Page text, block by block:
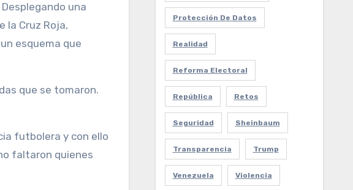
una
la Cruz Roja,
esquema que
que se tomaron.
futbolera y con ello
faltaron quienes
Protección De Datos
Realidad
Reforma Electoral
República Retos
Seguridad Sheinbaum
Transparencia Trump
Venezuela Violencia